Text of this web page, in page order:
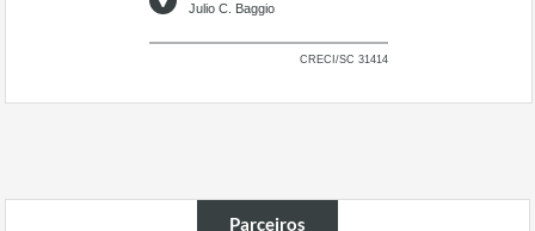
Julio C. Baggio
CRECI/SC 31414
Parceiros